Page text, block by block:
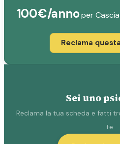
100€/annoper
Reclama
Sei uno
Reclama la tua scheda e fatti
te.